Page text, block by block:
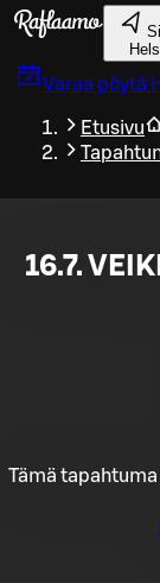
Siirry pääsisältöön
Varaa pöytä
Etusivu
16.7.
Tämä